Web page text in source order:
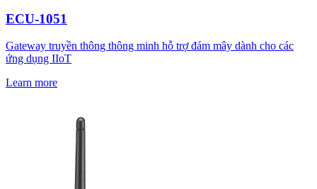
ECU-1051
Gateway truyền thông thông minh hỗ trợ đám mây dành cho các
ứng dụng IIoT
Learn more